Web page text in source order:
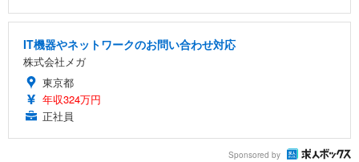
IT機器やネットワークのお問い合わせ対応
株式会社メガ
東京都
年収324万円
正社員
Sponsored by